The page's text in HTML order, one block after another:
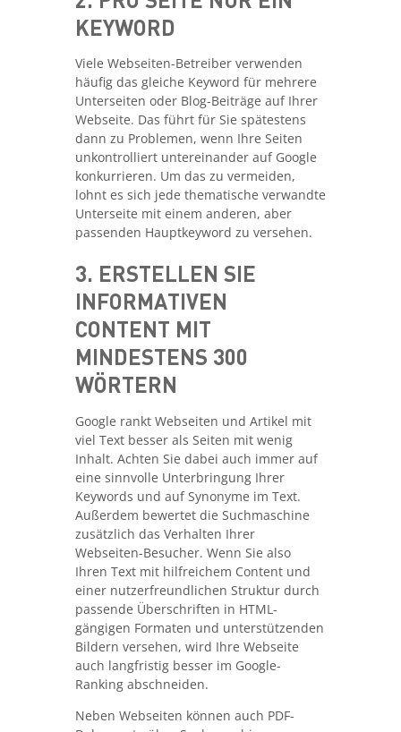
KEYWORD
Viele Webseiten-Betreiber verwenden
häufig das gleiche Keyword für mehrere
Unterseiten oder Blog-Beiträge auf Ihrer
Webseite. Das führt für Sie spätestens
dann zu Problemen, wenn Ihre Seiten
unkontrolliert untereinander auf Google
konkurrieren. Um das zu vermeiden,
lohnt es sich jede thematische verwandte
Unterseite mit einem anderen, aber
passenden Hauptkeyword zu versehen.
3. ERSTELLEN SIE
INFORMATIVEN
CONTENT MIT
MINDESTENS 300
WÖRTERN
Google rankt Webseiten und Artikel mit
viel Text besser als Seiten mit wenig
Inhalt. Achten Sie dabei auch immer auf
eine sinnvolle Unterbringung Ihrer
Keywords und auf Synonyme im Text.
Außerdem bewertet die Suchmaschine
zusätzlich das Verhalten Ihrer
Webseiten-Besucher. Wenn Sie also
Ihren Text mit hilfreichem Content und
einer nutzerfreundlichen Struktur durch
passende Überschriften in HTML-
gängigen Formaten und unterstützenden
Bildern versehen, wird Ihre Webseite
auch langfristig besser im Google-
Ranking abschneiden.
Neben Webseiten können auch PDF-